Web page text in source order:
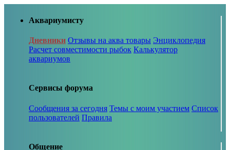
Аквариумисту
Дневники Отзывы на аква товары Энциклопедия
Расчет совместимости рыбок Калькулятор
аквариумов
Сервисы форума
Сообщения за сегодня Темы с моим участием Список
пользователей Правила
Общение